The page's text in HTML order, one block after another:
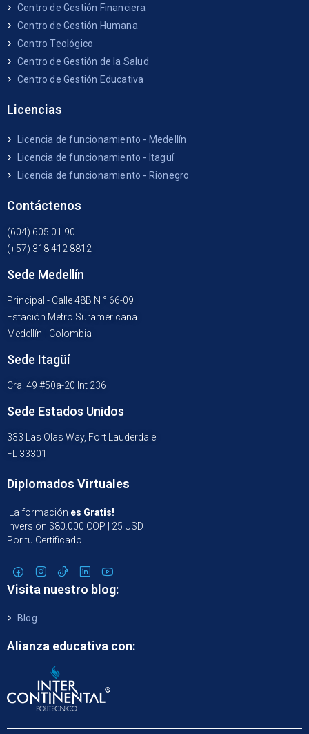
Centro de Gestión Financiera
Centro de Gestión Humana
Centro Teológico
Centro de Gestión de la Salud
Centro de Gestión Educativa
Licencias
Licencia de funcionamiento - Medellín
Licencia de funcionamiento - Itagüí
Licencia de funcionamiento - Rionegro
Contáctenos
(604) 605 01 90
(+57) 318 412 8812
Sede Medellín
Principal - Calle 48B N ° 66-09
Estación Metro Suramericana
Medellín - Colombia
Sede Itagüí
Cra. 49 #50a-20 Int 236
Sede Estados Unidos
333 Las Olas Way, Fort Lauderdale
FL 33301
Diplomados Virtuales
¡La formación es Gratis!
Inversión $80.000 COP | 25 USD
Por tu Certificado.
Visita nuestro blog:
Blog
Alianza educativa con: